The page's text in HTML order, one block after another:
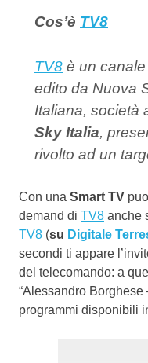
Cos’è TV8
TV8 è un
edito da Nuova
Italiana, società
Sky Italia,
rivolto ad un
Con una Smart TV
demand di TV8 anche
TV8 (su Digitale
secondi ti appare
del telecomando: a
“Alessandro Borghese
programmi disponibili